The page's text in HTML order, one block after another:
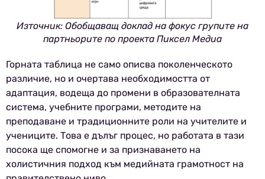
Източник: Обобщаващ доклад на фокус групите на
партньорите по проекта Пиксел Медиа
Горната таблица не само описва поколенческото
различие, но и очертава необходимостта от
адаптация, водеща до промени в образователната
система, учебните програми, методите на
преподаване и традиционните роли на учителите и
учениците. Това е дълъг процес, но работата в тази
посока ще спомогне и за признаването на
холистичния подход към медийната грамотност на